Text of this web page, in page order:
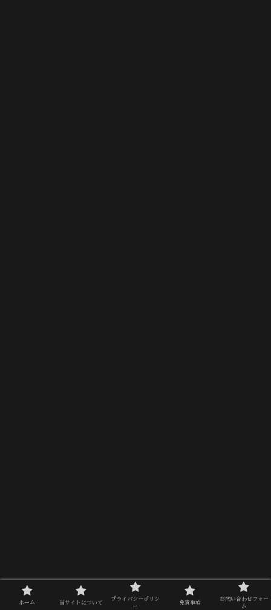
ホーム 当サイトについて
プライバシーポリシ
ー
免責事項
お問い合わせフォー
ム